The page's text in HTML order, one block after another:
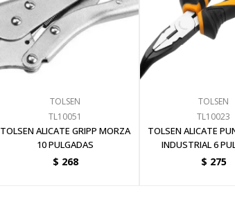
TOLSEN
TL10051
TOLSEN ALICATE GRIPP MORZA
10 PULGADAS
$ 268
TOLSEN
TL10023
TOLSEN ALICATE
INDUSTRIAL 6
$ 275